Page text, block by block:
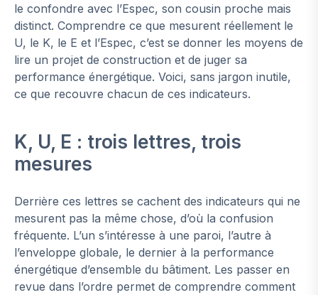
le confondre avec l’Espec, son cousin proche mais
distinct. Comprendre ce que mesurent réellement le
U, le K, le E et l’Espec, c’est se donner les moyens de
lire un projet de construction et de juger sa
performance énergétique. Voici, sans jargon inutile,
ce que recouvre chacun de ces indicateurs.
K, U, E : trois lettres, trois
mesures
Derrière ces lettres se cachent des indicateurs qui ne
mesurent pas la même chose, d’où la confusion
fréquente. L’un s’intéresse à une paroi, l’autre à
l’enveloppe globale, le dernier à la performance
énergétique d’ensemble du bâtiment. Les passer en
revue dans l’ordre permet de comprendre comment